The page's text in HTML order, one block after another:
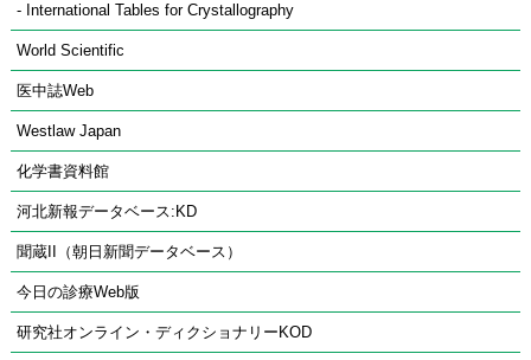
- International Tables for Crystallography
World Scientific
医中誌Web
Westlaw Japan
化学書資料館
河北新報データベース:KD
聞蔵II（朝日新聞データベース）
今日の診療Web版
研究社オンライン・ディクショナリーKOD